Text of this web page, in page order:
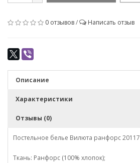
0 отзывов/ Написать отзыв
Описание
Характеристики
Отзывы (0)
Постельное белье Вилюта ранфорс 20117
Ткань: Ранфорс (100% хлопок);